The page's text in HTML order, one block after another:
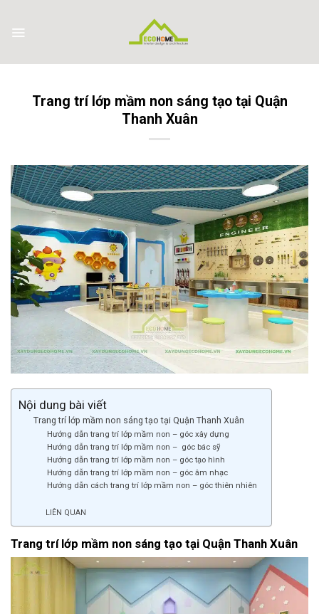
content
Trang trí lớp mầm non sáng tạo tại Quận
Thanh Xuân
Nội dung bài viết
Trang trí lớp mầm non sáng tạo tại Quận Thanh Xuân
Hướng dẫn trang trí lớp mầm non – góc xây dựng
Hướng dẫn trang trí lớp mầm non – góc bác sỹ
Hướng dẫn trang trí lớp mầm non – góc tạo hình
Hướng dẫn trang trí lớp mầm non – góc âm nhạc
Hướng dẫn cách trang trí lớp mầm non – góc thiên nhiên
LIÊN QUAN
Trang trí lớp mầm non sáng tạo tại Quận Thanh Xuân